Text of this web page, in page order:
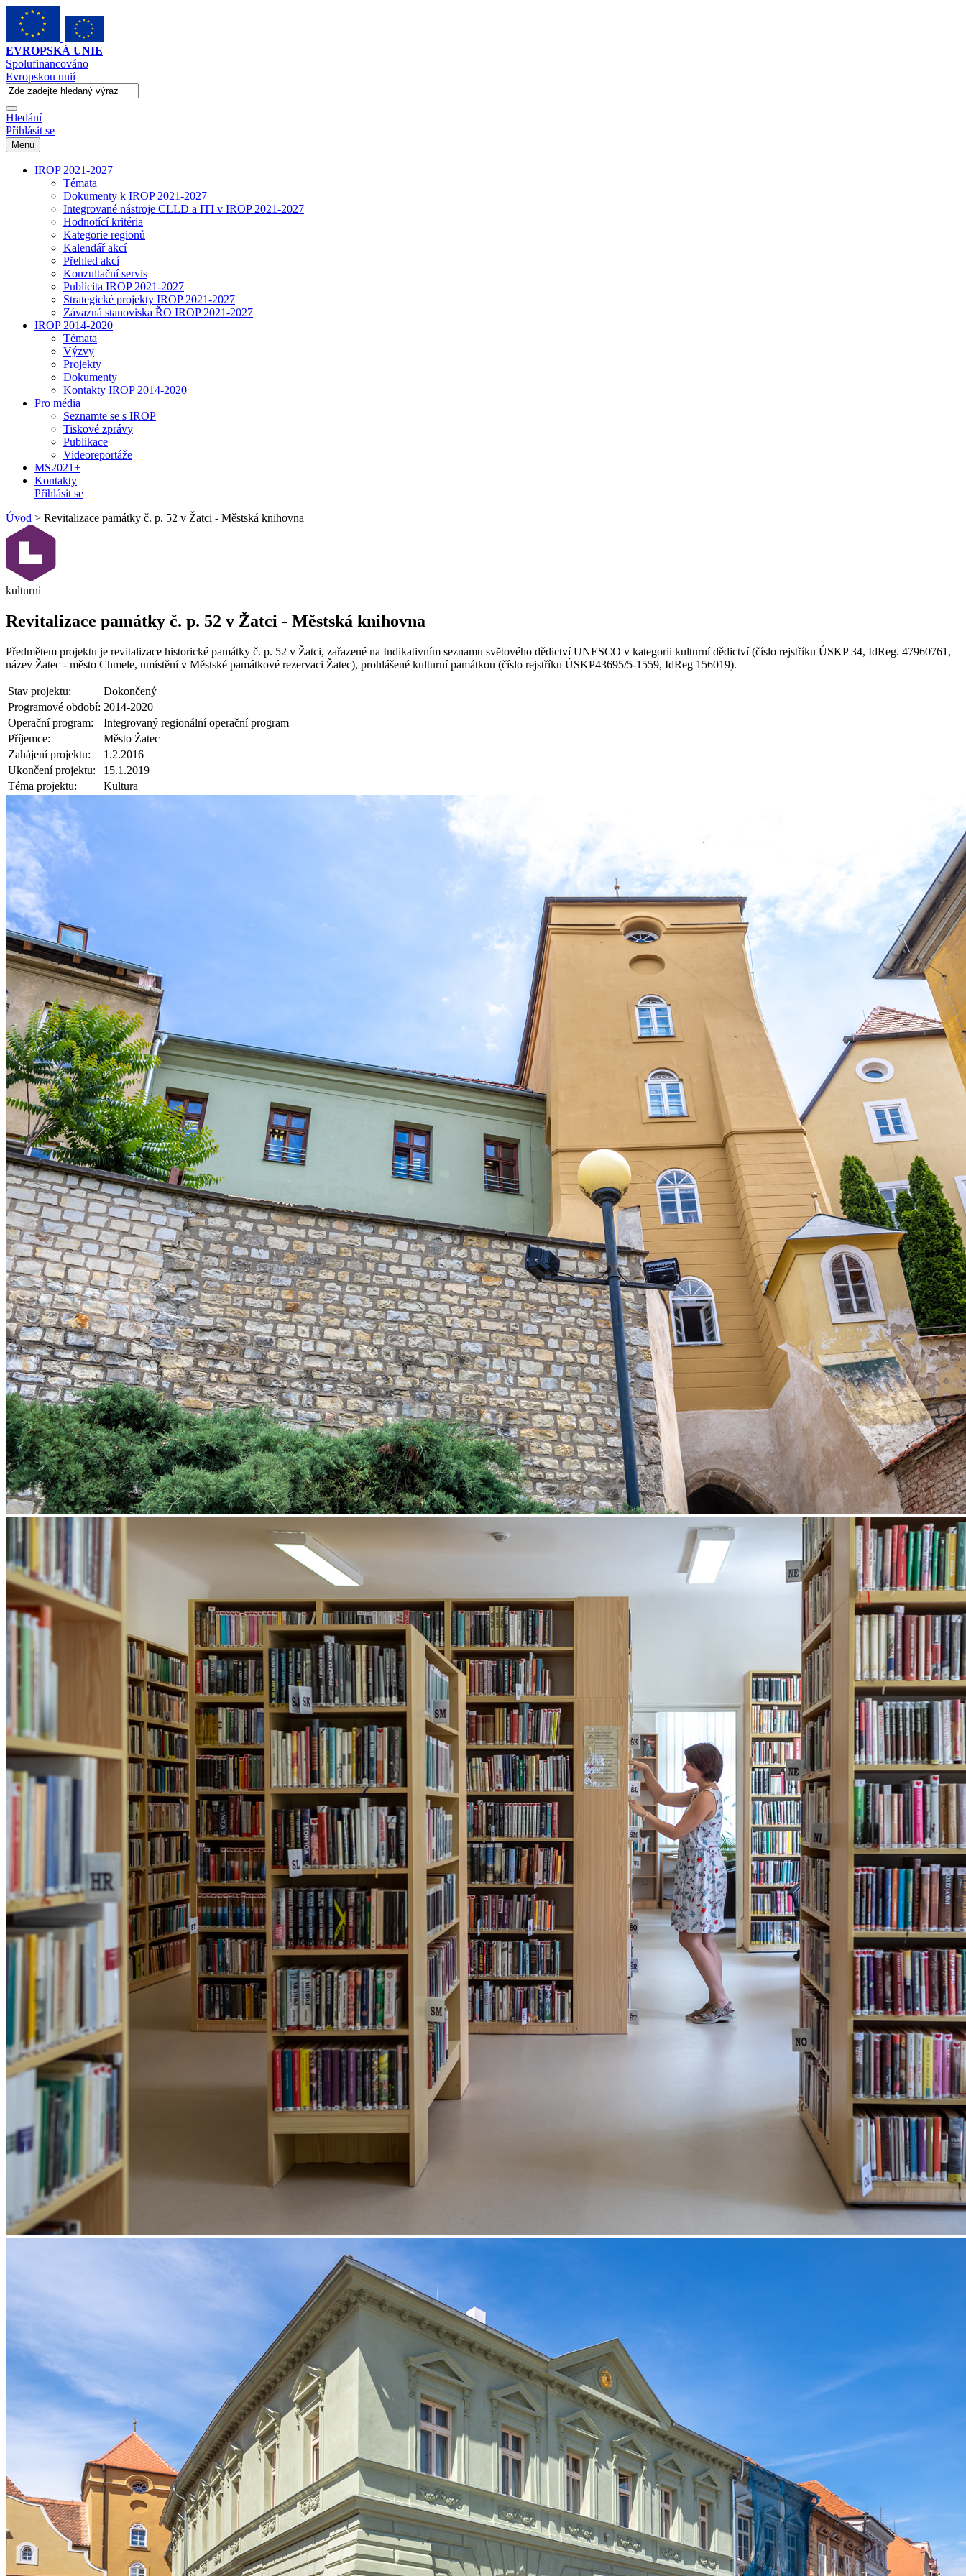
EVROPSKÁ UNIE
Spolufinancováno
Evropskou unií
Hledání
Přihlásit se
Menu
IROP 2021-2027
Témata
Dokumenty k IROP 2021-2027
Integrované nástroje CLLD a ITI v IROP 2021-2027
Hodnotící kritéria
Kategorie regionů
Kalendář akcí
Přehled akcí
Konzultační servis
Publicita IROP 2021-2027
Strategické projekty IROP 2021-2027
Závazná stanoviska ŘO IROP 2021-2027
IROP 2014-2020
Témata
Výzvy
Projekty
Dokumenty
Kontakty IROP 2014-2020
Pro média
Seznamte se s IROP
Tiskové zprávy
Publikace
Videoreportáže
MS2021+
Kontakty
Přihlásit se
Úvod > Revitalizace památky č. p. 52 v Žatci - Městská knihovna
kulturni
Revitalizace památky č. p. 52 v Žatci - Městská knihovna
Předmětem projektu je revitalizace historické památky č. p. 52 v Žatci, zařazené na Indikativním seznamu světového dědictví UNESCO v kategorii kulturní dědictví (číslo rejstříku ÚSKP 34, IdReg. 47960761,
název Žatec - město Chmele, umístění v Městské památkové rezervaci Žatec), prohlášené kulturní památkou (číslo rejstříku ÚSKP43695/5-1559, IdReg 156019).
Stav projektu:
Dokončený
Programové období: 2014-2020
Operační program:
Integrovaný regionální operační program
Příjemce:
Město Žatec
Zahájení projektu:
1.2.2016
Ukončení projektu:
15.1.2019
Téma projektu:
Kultura